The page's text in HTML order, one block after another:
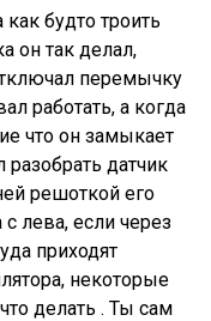
будто троить
он так делал,
перемычку
работать, а когда
что он замыкает
датчик
решоткой его
лева, если через
приходят
некоторые
делать . Ты сам